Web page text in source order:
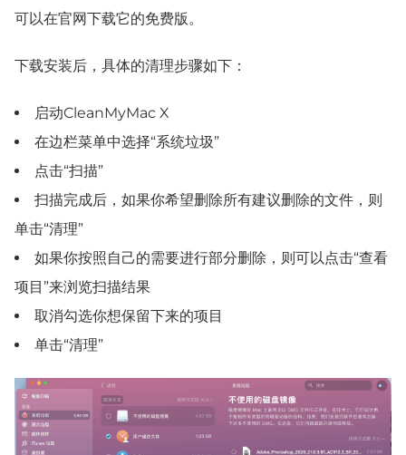
可以在官网下载它的免费版。
下载安装后，具体的清理步骤如下：
启动CleanMyMac X
在边栏菜单中选择“系统垃圾”
点击“扫描”
扫描完成后，如果你希望删除所有建议删除的文件，则
单击“清理”
如果你按照自己的需要进行部分删除，则可以点击“查看
项目”来浏览扫描结果
取消勾选你想保留下来的项目
单击“清理”